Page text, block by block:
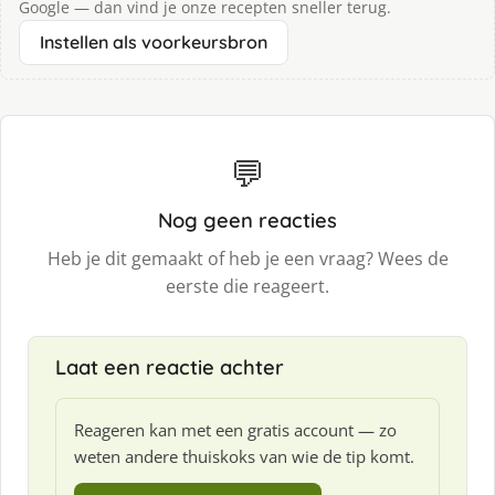
Google — dan vind je onze recepten sneller terug.
Instellen als voorkeursbron
💬
Nog geen reacties
Heb je dit gemaakt of heb je een vraag? Wees de
eerste die reageert.
Laat een reactie achter
Reageren kan met een gratis account — zo
weten andere thuiskoks van wie de tip komt.